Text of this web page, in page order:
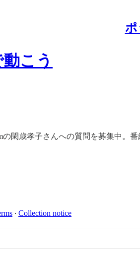
ポ
こう
の閑歳孝子さんへの質問を募集中。
∙ Collection notice